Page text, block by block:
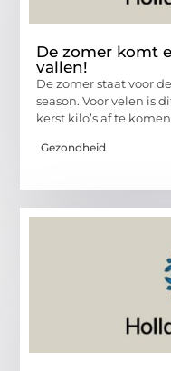
De zomer komt
vallen!
De zomer staat voor
season. Voor velen is
kerst kilo’s af te
Gezondheid